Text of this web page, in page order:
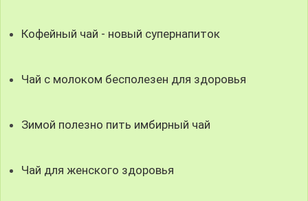
Кофейный чай - новый супернапиток
Чай с молоком бесполезен для здоровья
Зимой полезно пить имбирный чай
Чай для женского здоровья